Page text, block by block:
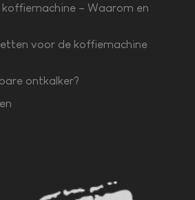
– Waarom en
voor de koffiemachine
ontkalker?